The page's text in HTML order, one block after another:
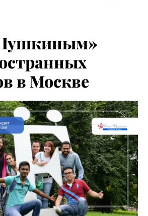
в Москве